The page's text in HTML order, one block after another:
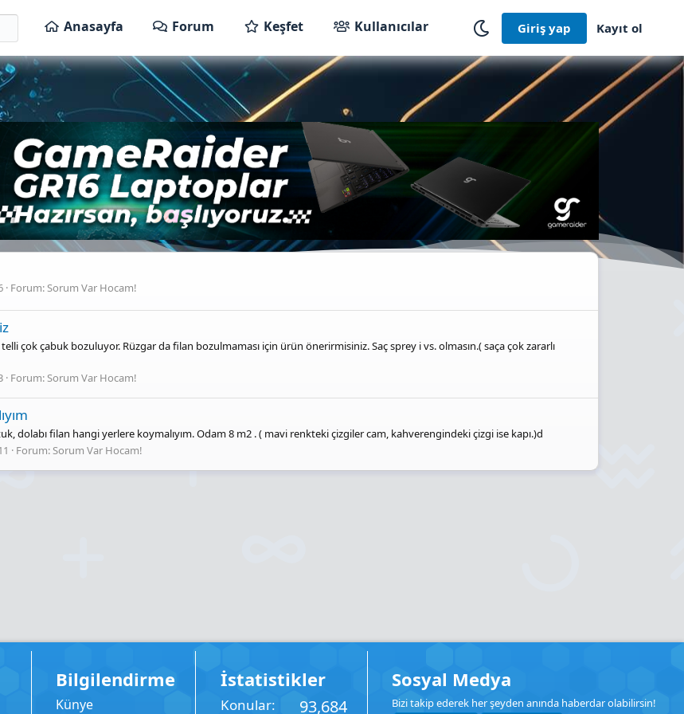
Anasayfa Forum Keşfet Kullanıcılar Giriş yap Kayıt ol
Forum:Sorum Var Hocam!
çok çabuk bozuluyor. Rüzgar da filan bozulmaması için ürün önerirmisiniz. Saç sprey i vs. olmasın.( saça çok zararlı
Forum: Sorum Var Hocam!
dolabı filan hangi yerlere koymalıyım. Odam 8 m2 . ( mavi renkteki çizgiler cam, kahverengindeki çizgi ise kapı.)d
Forum:Sorum Var Hocam!
Bilgilendirme
Künye
İstatistikler
Konular 93,684
Sosyal Medya
Bizi takip ederek her şeyden anında haberdar olabilirsin!